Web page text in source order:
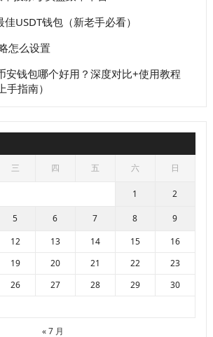
USDT钱包（新老手必看）
怎么设置
安钱包哪个好用？深度对比+使用教程
手指南）
三 四 五 六 日
1 2
5 6 7 8
9
12 13 14 15
16
19 20 21 22
23
26 27 28 29
30
« 7 月